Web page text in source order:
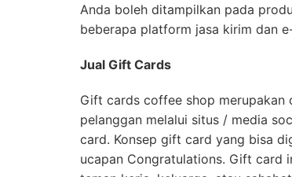
Anda boleh ditampilkan pada
beberapa platform jasa kirim dan
Jual Gift Cards
Gift cards coffee shop merupakan
pelanggan melalui situs / media
card. Konsep gift card yang bisa
ucapan Congratulations. Gift card